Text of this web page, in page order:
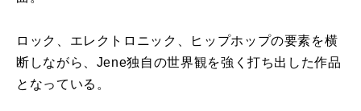
ロック、エレクトロニック、ヒップホップの要素を横
断しながら、Jene独自の世界観を強く打ち出した作品
となっている。